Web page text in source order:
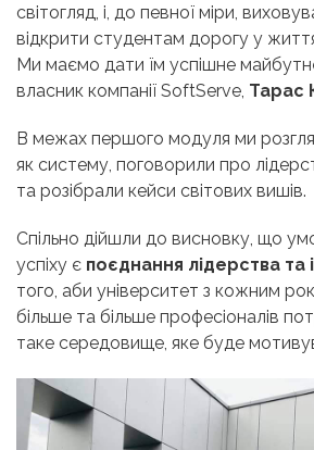
світогляд, і, до певної міри,
відкрити студентам дорогу у
Ми маємо дати їм успішне
власник компанії SoftServe, Тарас
В межах першого модуля ми
як систему, поговорили про
та розібрали кейси світових вишів.
Спільно дійшли до висновку, що
успіху є поєднання лідерства та
того, аби університет з кожним
більше та більше професіоналів
таке середовище, яке буде